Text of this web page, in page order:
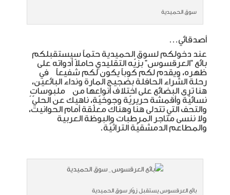
سوق الحميدية
أصدقائي…
عند دخولكم لسوق الحميدية حتماً سيستقبلكم
بائع “العرقسوس” بزيّه التقليدي حاملاً أدواته على
ظهره، ويقدم لكم كوباً يكون لكم شفيعاً في
رحلة الشراء الحافلة بضجيج المارة ونداء البائعين،
هنا ترى البضائع على اختلاف أنواعها من ملبوساتٍ
نسائيّة وأقمشة حريريّة وجوخيّة، ناهيك عن الحليّ
والتحف التي تتدلى هنا وهناك معلّقة أمام الحوانيت،
ولا ننسى متاجر المرطبات والبوظة العربية
والمطاعم الدمشقيّة التراثيّة.
بائع العرقسوس يستقبل زوّار سوق الحميدية